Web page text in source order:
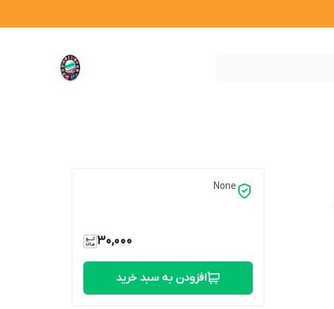
None
30,000
افزودن به سبد خرید